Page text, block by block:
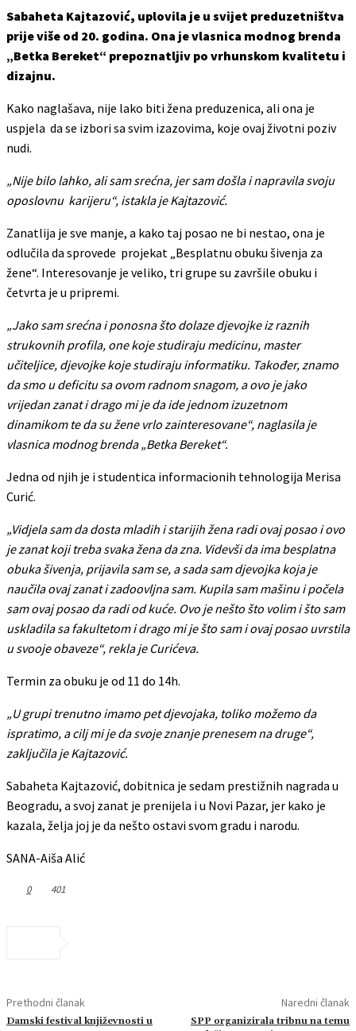
Sabaheta Kajtazović, uplovila je u svijet preduzetništva
prije više od 20. godina. Ona je vlasnica modnog brenda
„Betka Bereket“ prepoznatljiv po vrhunskom kvalitetu i
dizajnu.
Kako naglašava, nije lako biti žena preduzenica, ali ona je
uspjela da se izbori sa svim izazovima, koje ovaj životni poziv
nudi.
„Nije bilo lahko, ali sam srećna, jer sam došla i napravila svoju
oposlovnu karijeru“, istakla je Kajtazović.
Zanatlija je sve manje, a kako taj posao ne bi nestao, ona je
odlučila da sprovede projekat „Besplatnu obuku šivenja za
žene“. Interesovanje je veliko, tri grupe su završile obuku i
četvrta je u pripremi.
„Jako sam srećna i ponosna što dolaze djevojke iz raznih
strukovnih profila, one koje studiraju medicinu, master
učiteljice, djevojke koje studiraju informatiku. Također, znamo
da smo u deficitu sa ovom radnom snagom, a ovo je jako
vrijedan zanat i drago mi je da ide jednom izuzetnom
dinamikom te da su žene vrlo zainteresovane“, naglasila je
vlasnica modnog brenda „Betka Bereket“.
Jedna od njih je i studentica informacionih tehnologija Merisa
Curić.
„Vidjela sam da dosta mladih i starijih žena radi ovaj posao i ovo
je zanat koji treba svaka žena da zna. Videvši da ima besplatna
obuka šivenja, prijavila sam se, a sada sam djevojka koja je
naučila ovaj zanat i zadoovljna sam. Kupila sam mašinu i počela
sam ovaj posao da radi od kuće. Ovo je nešto što volim i što sam
uskladila sa fakultetom i drago mi je što sam i ovaj posao uvrstila
u svooje obaveze“, rekla je Curićeva.
Termin za obuku je od 11 do 14h.
„U grupi trenutno imamo pet djevojaka, toliko možemo da
ispratimo, a cilj mi je da svoje znanje prenesem na druge“,
zaključila je Kajtazović.
Sabaheta Kajtazović, dobitnica je sedam prestižnih nagrada u
Beogradu, a svoj zanat je prenijela i u Novi Pazar, jer kako je
kazala, želja joj je da nešto ostavi svom gradu i narodu.
SANA-Aiša Alić
0 401
Prethodni članak
Damski festival književnosti u
Naredni članak
SPP organizirala tribnu na temu